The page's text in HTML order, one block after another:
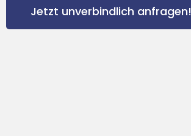
Jetzt unverbindlich anfragen!